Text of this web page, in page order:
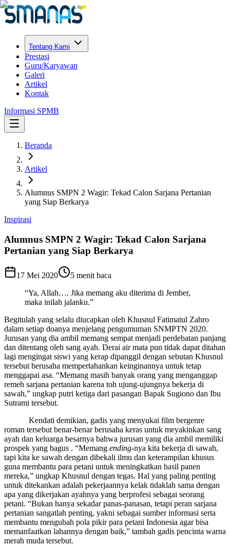
Tentang Kami
Prestasi
Guru/Karyawan
Galeri
Artikel
Kontak
Informasi SPMB
Beranda
Artikel
Alumnus SMPN 2 Wagir: Tekad Calon Sarjana Pertanian
yang Siap Berkarya
Inspirasi
Alumnus SMPN 2 Wagir: Tekad Calon Sarjana
Pertanian yang Siap Berkarya
17 Mei 2020 5 menit baca
“Ya, Allah…. Jika memang aku diterima di Jember,
maka inilah jalanku.”
Begitulah yang selalu diucapkan oleh Khusnul Fatimatul Zahro
dalam setiap doanya menjelang pengumuman SNMPTN 2020.
Jurusan yang dia ambil memang sempat menjadi perdebatan panjang
dan ditentang oleh sang ayah. Derai air mata pun tidak dapat ditahan
lagi mengingat siswi yang kerap dipanggil dengan sebutan Khusnul
tersebut berusaha mempertahankan keinginannya untuk tetap
menggapai asa. “Memang masih banyak orang yang menganggap
remeh sarjana pertanian karena toh ujung-ujungnya bekerja di
sawah,” ungkap putri ketiga dari pasangan Bapak Sugiono dan Ibu
Sutrami tersebut.
Kendati demikian, gadis yang menyukai film bergenre
roman tersebut benar-benar berusaha keras untuk meyakinkan sang
ayah dan keluarga besarnya bahwa jurusan yang dia ambil memiliki
prospek yang bagus . “Memang ending-nya kita bekerja di sawah,
tapi kita ke sawah dengan dibekali ilmu dan keterampilan khusus
guna membantu para petani untuk meningkatkan hasil panen
mereka,” ungkap Khusnul dengan tegas. Hal yang paling penting
untuk ditekankan adalah pekerjaannya kelak tidaklah sama dengan
apa yang dikerjakan ayahnya yang berprofesi sebagai seorang
petani. “Bukan hanya sekadar panas-panasan, tetapi peran sarjana
pertanian sangatlah penting, yakni sebagai sumber informasi serta
membantu mengubah pola pikir para petani Indonesia agar bisa
memanfaatkan lahannya dengan baik,” tambah gadis pencinta warna
merah muda tersebut.